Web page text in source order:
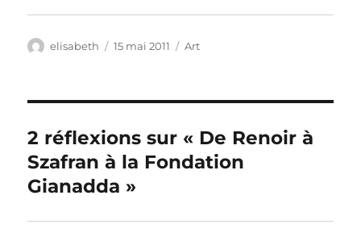
Auteur
elisabeth
Publié
15 mai 2011 Catégories
Art
2 réflexions sur « De Renoir à
Szafran à la Fondation
Gianadda »